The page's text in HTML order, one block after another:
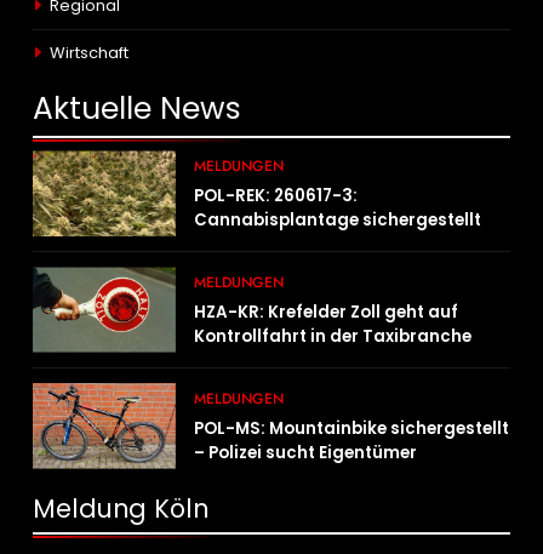
Regional
Wirtschaft
Aktuelle News
MELDUNGEN
POL-REK: 260617-3:
Cannabisplantage sichergestellt
MELDUNGEN
HZA-KR: Krefelder Zoll geht auf
Kontrollfahrt in der Taxibranche
MELDUNGEN
POL-MS: Mountainbike sichergestellt
– Polizei sucht Eigentümer
Meldung Köln